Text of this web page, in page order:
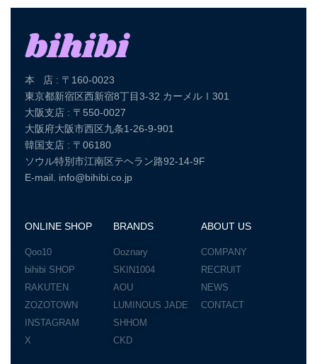
本 店 : 〒160-0023
東京都新宿区西新宿8丁目3-32 カーメルⅠ301
大阪支店 : 〒550-0027
大阪府大阪市西区九条1-26-9-901
韓国支店 : 〒06180
ソウル特別市江南区テヘラン路92-14-9F
E-mail. info@bihibi.co.jp
ONLINE SHOP
Qoo10
bihibi SHOP
RAKUTEN
ZOZOTOWN
INSTAGRAM
X
BRANDS
Ooznary
SKIN1004
AOU
LUMINOUS JADE
SHHOM
CKD
ABOUT US
COMPANY
RECRUIT
NEWS
CONTACT